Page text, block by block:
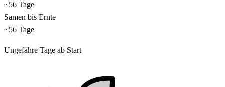
~56 Tage
Samen bis Ernte
~56 Tage
Ungefähre Tage ab Start